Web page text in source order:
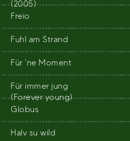
(2005)
Freio
Fuhl am Strand
Für 'ne Moment
Für immer jung
(Forever young)
Globus
Halv su wild